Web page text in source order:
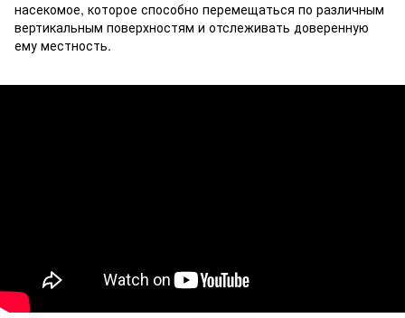
насекомое, которое способно перемещаться по различным
вертикальным поверхностям и отслеживать доверенную
ему местность.